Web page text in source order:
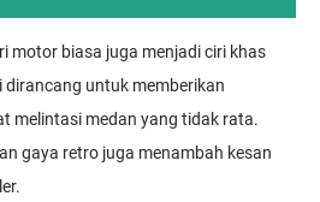
motor biasa juga menjadi ciri khas
dirancang untuk memberikan
melintasi medan yang tidak rata.
gaya retro juga menambah kesan